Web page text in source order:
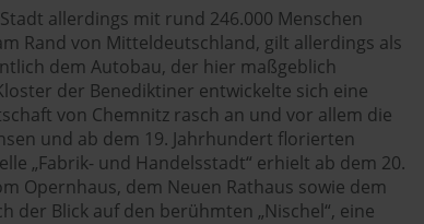
allerdings mit rund 246.000 Menschen
Rand von Mitteldeutschland, gilt allerdings als
dem Autobau, der hier maßgeblich
der Benediktiner entwickelte sich eine
von Chemnitz rasch an und vor allem die
und ab dem 19. Jahrhundert florierten
„Fabrik- und Handelsstadt“ erhielt ab dem 20.
Opernhaus, dem Neuen Rathaus sowie dem
Blick auf den berühmten „Nischel“, eine